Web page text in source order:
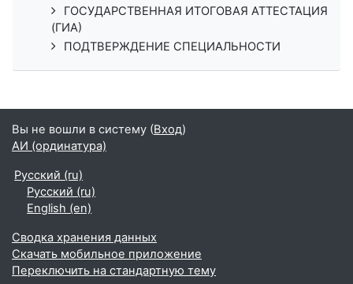
ГОСУДАРСТВЕННАЯ ИТОГОВАЯ АТТЕСТАЦИЯ
(ГИА)
ПОДТВЕРЖДЕНИЕ СПЕЦИАЛЬНОСТИ
Вы не вошли в систему (Вход)
АИ (ординатура)
Русский ‎(ru)‎
Русский ‎(ru)‎
English ‎(en)‎
Сводка хранения данных
Скачать мобильное приложение
Переключить на стандартную тему